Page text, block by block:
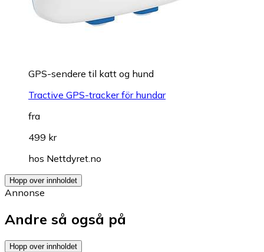
GPS-sendere til katt og hund
Tractive GPS-tracker för hundar
fra
499 kr
hos Nettdyret.no
Hopp over innholdet
Annonse
Andre så også på
Hopp over innholdet